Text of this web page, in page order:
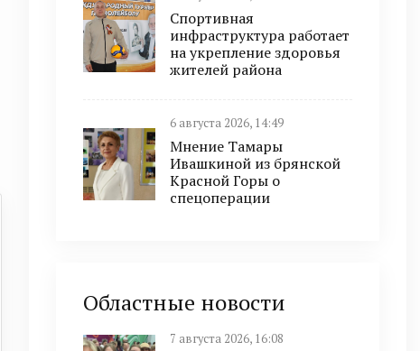
Спортивная
инфраструктура работает
на укрепление здоровья
жителей района
6 августа 2026, 14:49
Мнение Тамары
Ивашкиной из брянской
Красной Горы о
спецоперации
Областные новости
7 августа 2026, 16:08